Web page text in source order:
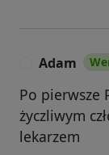
Adam
Po pierwsze
życzliwym
lekarzem